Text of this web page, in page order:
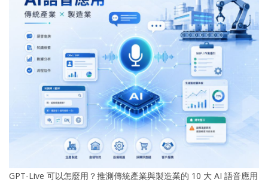
GPT-Live 可以怎麼用？推測傳統產業與製造業的 10 大 AI 語音應用